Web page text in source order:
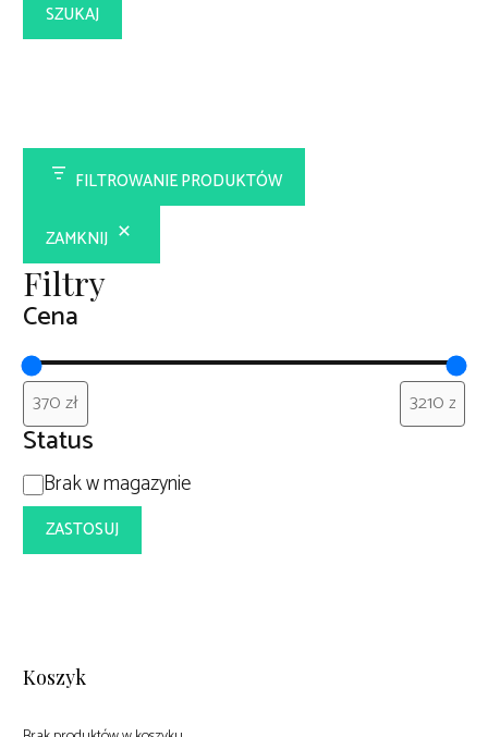
SZUKAJ
FILTROWANIE PRODUKTÓW
ZAMKNIJ
Filtry
Cena
Status
Dostępność
Brak w magazynie
ZASTOSUJ
Koszyk